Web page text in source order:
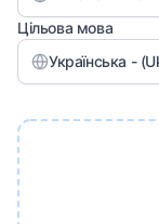
Цільова мова
Українська -